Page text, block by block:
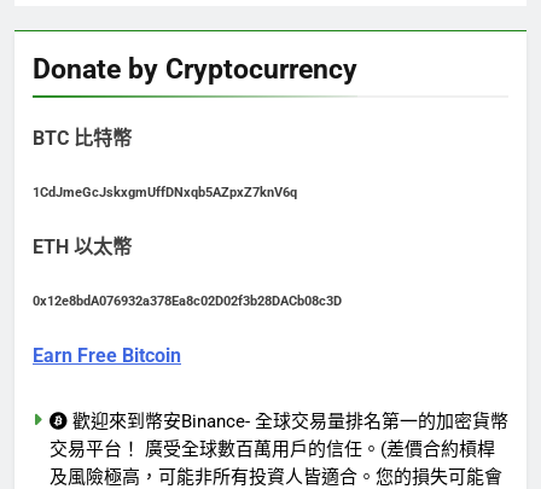
Donate by Cryptocurrency
BTC 比特幣
1CdJmeGcJskxgmUffDNxqb5AZpxZ7knV6q
ETH 以太幣
0x12e8bdA076932a378Ea8c02D02f3b28DACb08c3D
Earn Free Bitcoin
歡迎來到幣安Binance- 全球交易量排名第一的加密貨幣
交易平台！ 廣受全球數百萬用戶的信任。(差價合約槓桿
及風險極高，可能非所有投資人皆適合。您的損失可能會